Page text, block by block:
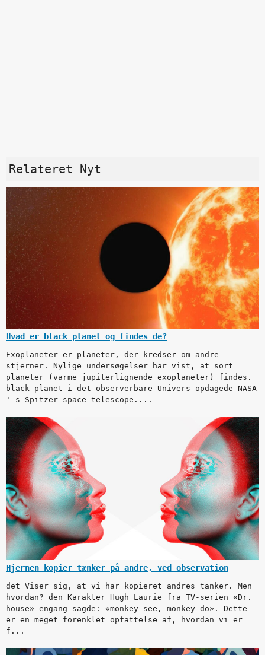
Relateret Nyt
Hvad er black planet og findes de?
Exoplaneter er planeter, der kredser om andre
stjerner. Nylige undersøgelser har vist, at sort
planeter (varme jupiterlignende exoplaneter) findes.
black planet i det observerbare Univers opdagede NASA
' s Spitzer space telescope....
Hjernen kopier tænker på andre, ved observation
det Viser sig, at vi har kopieret andres tanker. Men
hvordan? den Karakter Hugh Laurie fra TV-serien «Dr.
house» engang sagde: «monkey see, monkey do». Dette
er en meget forenklet opfattelse af, hvordan vi er
f...